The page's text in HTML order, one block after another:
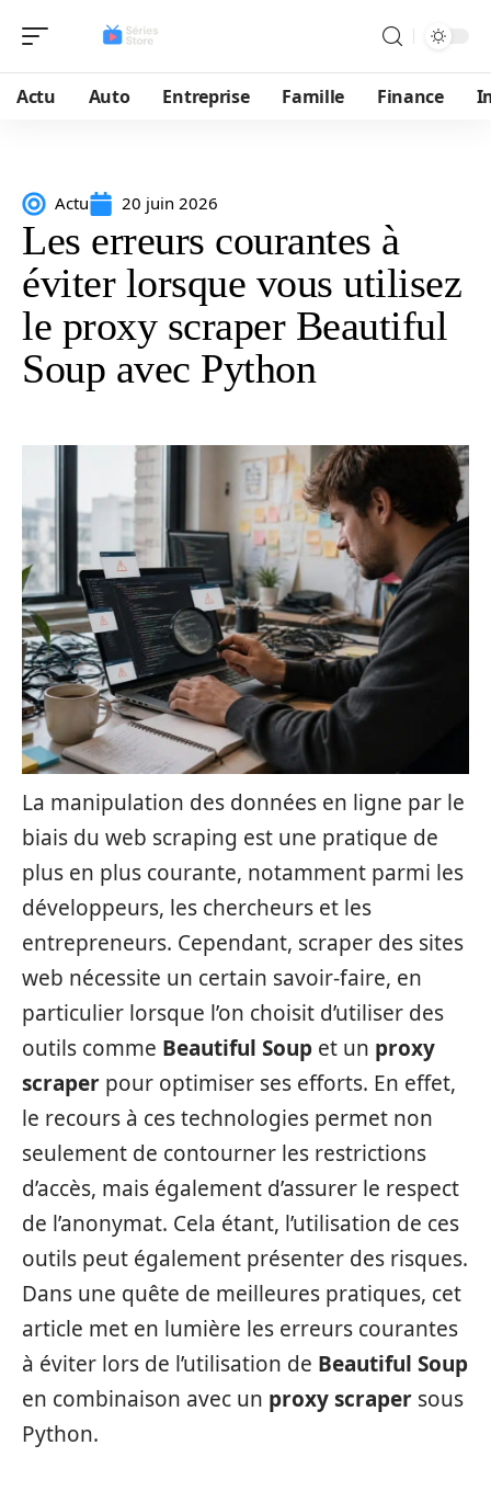
Actu Auto Entreprise Famille Finance
Actu 20 juin 2026
Les erreurs courantes à
éviter lorsque vous utilisez
le proxy scraper Beautiful
Soup avec Python
La manipulation des données en ligne par le
biais du web scraping est une pratique de
plus en plus courante, notamment parmi les
développeurs, les chercheurs et les
entrepreneurs. Cependant, scraper des sites
web nécessite un certain savoir-faire, en
particulier lorsque l’on choisit d’utiliser des
outils comme Beautiful Soup et un proxy
scraper pour optimiser ses efforts. En effet,
le recours à ces technologies permet non
seulement de contourner les restrictions
d’accès, mais également d’assurer le respect
de l’anonymat. Cela étant, l’utilisation de ces
outils peut également présenter des risques.
Dans une quête de meilleures pratiques, cet
article met en lumière les erreurs courantes
à éviter lors de l’utilisation de Beautiful Soup
en combinaison avec un proxy scraper sous
Python.